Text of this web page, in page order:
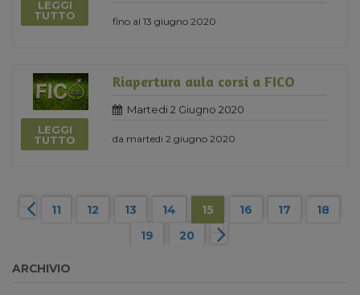
LEGGI
TUTTO
fino al 13 giugno 2020
LEGGI
TUTTO
Riapertura aula corsi a FICO
Martedi 2 Giugno 2020
da martedi 2 giugno 2020
11 12 13 14 15 16 17
18
19
20
ARCHIVIO